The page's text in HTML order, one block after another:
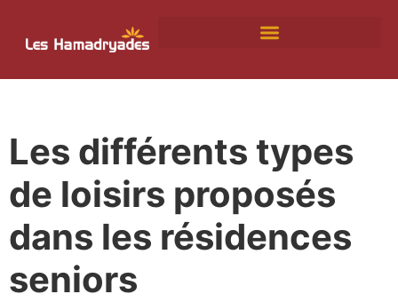
Les différents types
de loisirs proposés
dans les résidences
seniors